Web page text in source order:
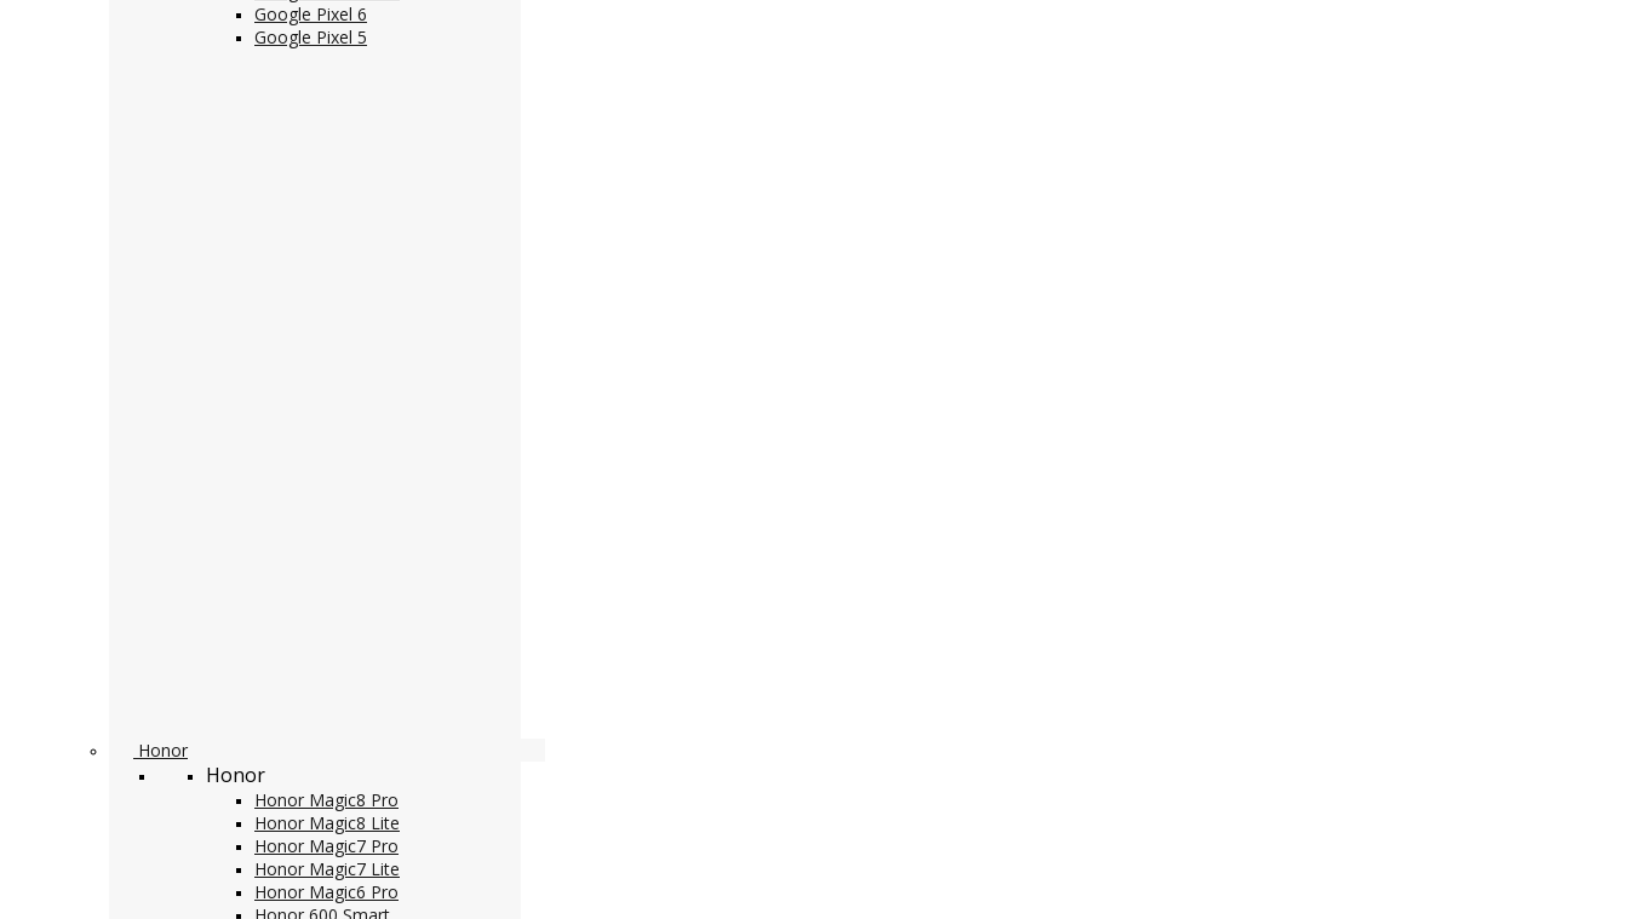
Google Pixel 6
Google Pixel 5
Honor
Honor
Honor Magic8 Pro
Honor Magic8 Lite
Honor Magic7 Pro
Honor Magic7 Lite
Honor Magic6 Pro